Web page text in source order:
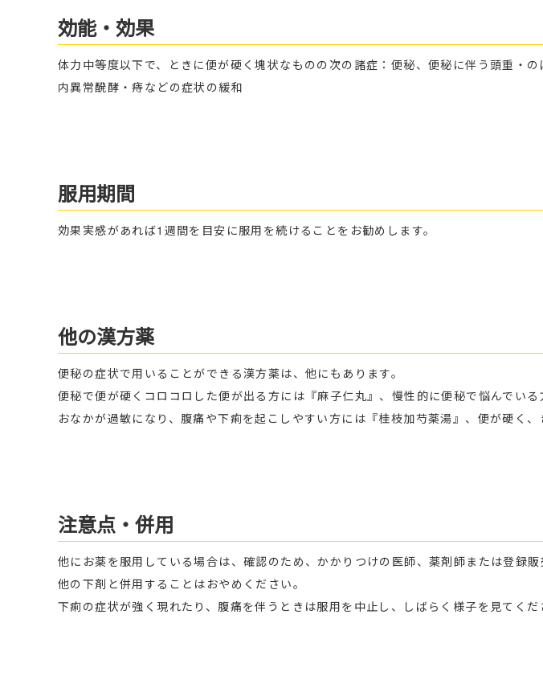
効能・効果
体力中等度以下で、ときに便が硬く塊状なものの次の諸症：便秘、便秘に伴う頭重・
内異常醗酵・痔などの症状の緩和
服用期間
効果実感があれば1週間を目安に服用を続けることをお勧めします。
他の漢方薬
便秘の症状で用いることができる漢方薬は、他にもあります。
便秘で便が硬くコロコロした便が出る方には『麻子仁丸』、慢性的に便秘で悩んでい
おなかが過敏になり、腹痛や下痢を起こしやすい方には『桂枝加芍薬湯』、便が硬く
注意点・併用
他にお薬を服用している場合は、確認のため、かかりつけの医師、薬剤師または登録販
他の下剤と併用することはおやめください。
下痢の症状が強く現れたり、腹痛を伴うときは服用を中止し、しばらく様子を見てくだ